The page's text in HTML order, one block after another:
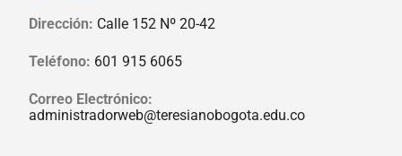
Dirección: Calle 152 Nº 20-42
Teléfono: 601 915 6065
Correo Electrónico:
administradorweb@teresianobogota.edu.co